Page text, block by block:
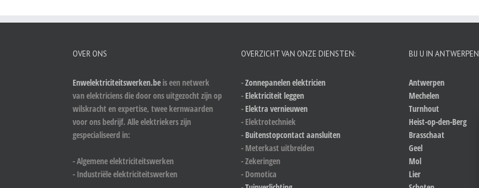
OVER ONS
Enwelektriciteitswerken.be is een netwerk
van elektriciens die door ons uitgezocht zijn op
wilskracht en expertise, twee kernwaarden
voor ons bedrijf. Alle elektriekers zijn
gespecialiseerd in:
- Algemene elektriciteitswerken
- Industriële elektriciteitswerken
OVERZICHT VAN ONZE DIENSTEN:
-Zonnepanelen elektricien
- Elektriciteit leggen
- Elektra vernieuwen
- Elektrotechniek
- Buitenstopcontact aansluiten
- Meterkast uitbreiden
- Zekeringen
- Domotica
BIJ U IN ANTWERPEN
Antwerpen
Mechelen
Turnhout
Heist-op-den-Berg
Brasschaat
Geel
Mol
Lier